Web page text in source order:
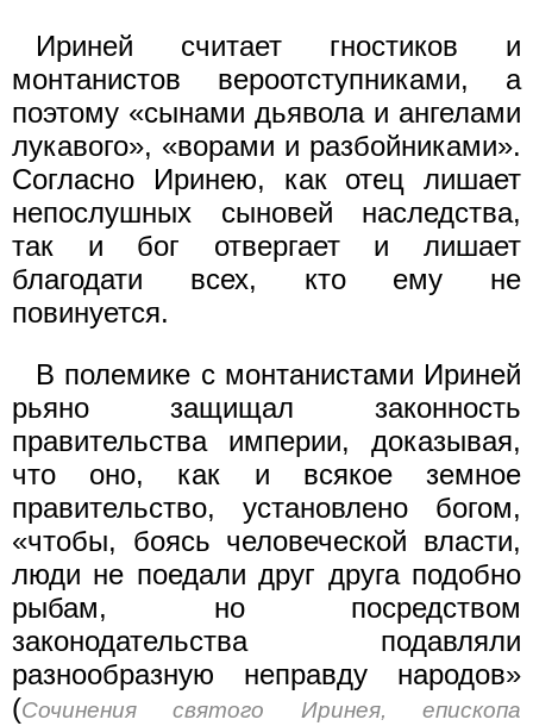
Ириней считает гностиков и
монтанистов вероотступниками, а
поэтому «сынами дьявола и ангелами
лукавого», «ворами и разбойниками».
Согласно Иринею, как отец лишает
непослушных сыновей наследства,
так и бог отвергает и лишает
благодати всех, кто ему не
повинуется.
В полемике с монтанистами Ириней
рьяно защищал законность
правительства империи, доказывая,
что оно, как и всякое земное
правительство, установлено богом,
«чтобы, боясь человеческой власти,
люди не поедали друг друга подобно
рыбам, но посредством
законодательства подавляли
разнообразную неправду народов»
(Сочинения святого Иринея, епископа